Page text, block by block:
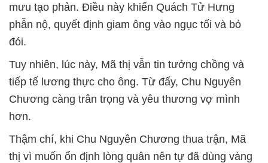
mưu tạo phản. Điều này khiến Quách Tử Hưng
phẫn nộ, quyết định giam ông vào ngục tối và bỏ
đói.
Tuy nhiên, lúc này, Mã thị vẫn tin tưởng chồng và
tiếp tế lương thực cho ông. Từ đấy, Chu Nguyên
Chương càng trân trọng và yêu thương vợ mình
hơn.
Thậm chí, khi Chu Nguyên Chương thua trận, Mã
thị vì muốn ổn định lòng quân nên tự đã dùng vàng